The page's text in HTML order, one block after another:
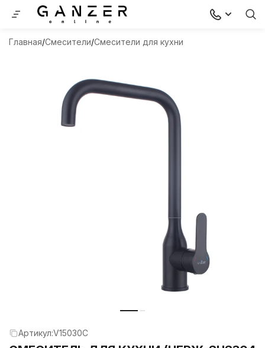
Главная Смесители Смесители для кухни
Артикул:V15030C